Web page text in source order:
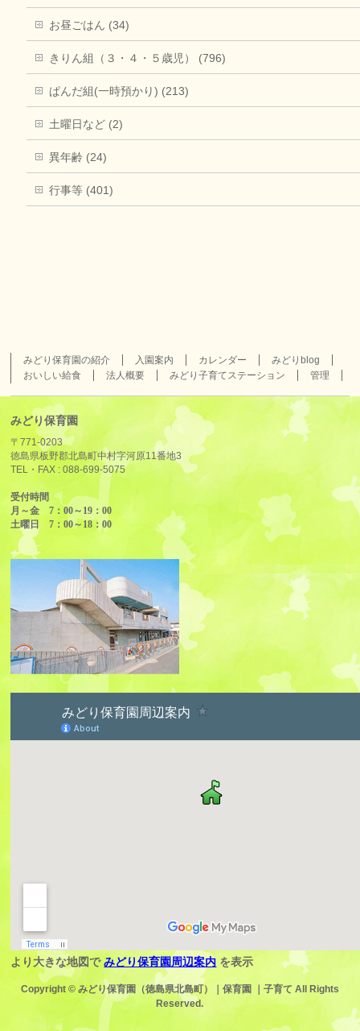
お昼ごはん (34)
きりん組（３・４・５歳児） (796)
ぱんだ組(一時預かり) (213)
土曜日など (2)
異年齢 (24)
行事等 (401)
みどり保育園の紹介 入園案内 カレンダー
みどりblog
おいしい給食
法人概要 みどり子育てステーション 管理
みどり保育園
〒771-0203
徳島県板野郡北島町中村字河原11番地3
TEL・FAX :088-699-5075
受付時間
月～金 7：00～19：00
土曜日 7：00～18：00
より大きな地図でみどり保育園周辺案内 を表示
Copyright © みどり保育園（徳島県北島町）｜保育園 ｜子育て All Rights
Reserved.